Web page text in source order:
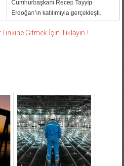
Cumhurbaşkanı Recep Tayyip
Erdoğan’ın katılımıyla gerçekleşti.
Gitmek İçin Tıklayın !